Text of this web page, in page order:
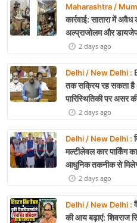
Maharashtra /
कार्रवाई: सातारा में
अल्प्राजोलम और
2 days ago
Delhi / New Delhi :
तक सक्रिय रह सकता है
पारिस्थितिकी पर असर
2 days ago
Delhi / New Delhi :
मल्टीलेवल कार पार्किंग
आधुनिक तकनीक से
2 days ago
Delhi / New Delhi :
की आय बढ़ाएं: शिवराज